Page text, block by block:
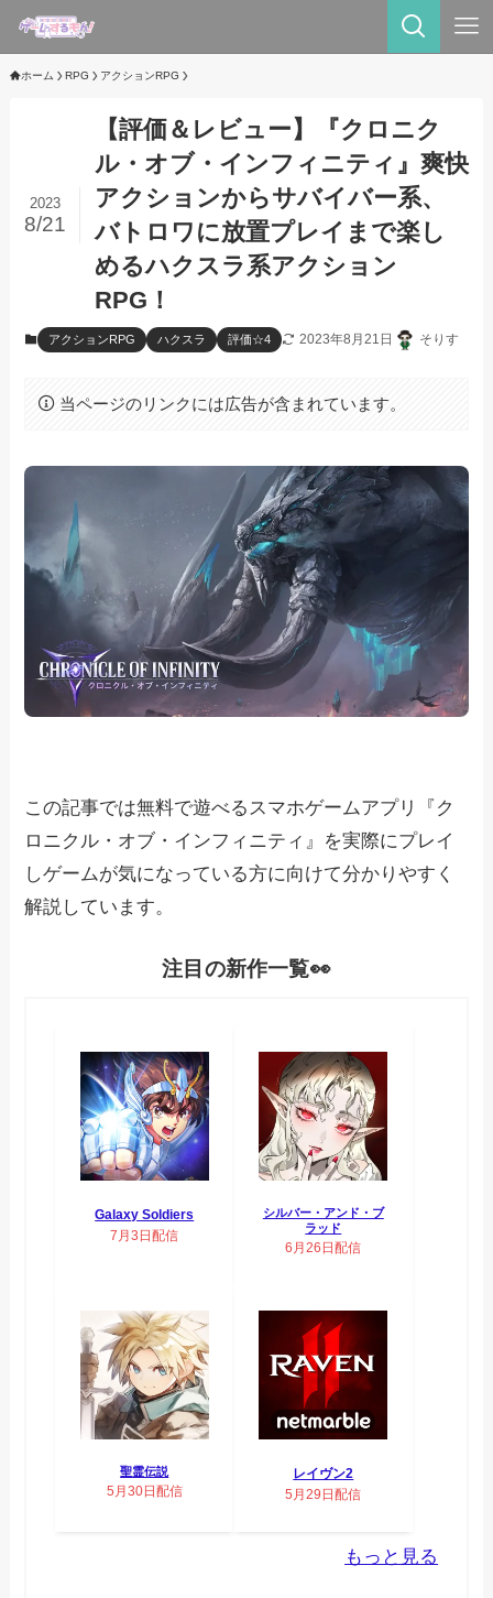
ホーム RPG アクションRPG
【評価＆レビュー】『‎クロニク
ル・オブ・インフィニティ』爽快
アクションからサバイバー系、
バトロワに放置プレイまで楽し
めるハクスラ系アクション
RPG！
2023
8/21
アクションRPG ハクスラ 評価☆4 2023年8月21日 そりす
当ページのリンクには広告が含まれています。
この記事では無料で遊べるスマホゲームアプリ『ク
ロニクル・オブ・インフィニティ』を実際にプレイ
しゲームが気になっている方に向けて分かりやすく
解説しています。
注目の新作一覧👀
Galaxy Soldiers
7月3日配信
シルバー・アンド・ブ
ラッド
6月26日配信
聖霊伝説
5月30日配信
レイヴン2
5月29日配信
もっと見る